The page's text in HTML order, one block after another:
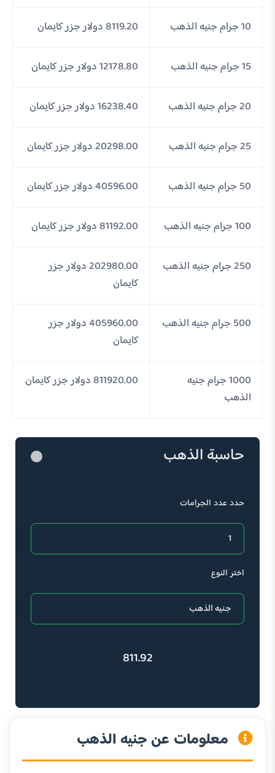
10 جرام جنيه الذهب 8119.20 دولار جزر كايمان
15 جرام جنيه الذهب 12178.80 دولار جزر كايمان
20 جرام جنيه الذهب 16238.40 دولار جزر كايمان
25 جرام جنيه الذهب 20298.00 دولار جزر كايمان
50 جرام جنيه الذهب 40596.00 دولار جزر كايمان
100 جرام جنيه الذهب 81192.00 دولار جزر كايمان
250 جرام جنيه الذهب
202980.00 دولار جزر
كايمان
500 جرام جنيه الذهب
405960.00 دولار جزر
كايمان
1000 جرام جنيه
الذهب
811920.00 دولار جزر كايمان
حاسبة الذهب
حدد عدد الجرامات
اختر النوع
811.92
معلومات عن جنيه الذهب